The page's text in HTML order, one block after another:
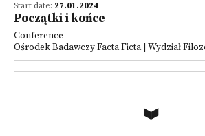
Start date: 27.01.2024
Początki i końce
Conference
Ośrodek Badawczy Facta Ficta | Wydział